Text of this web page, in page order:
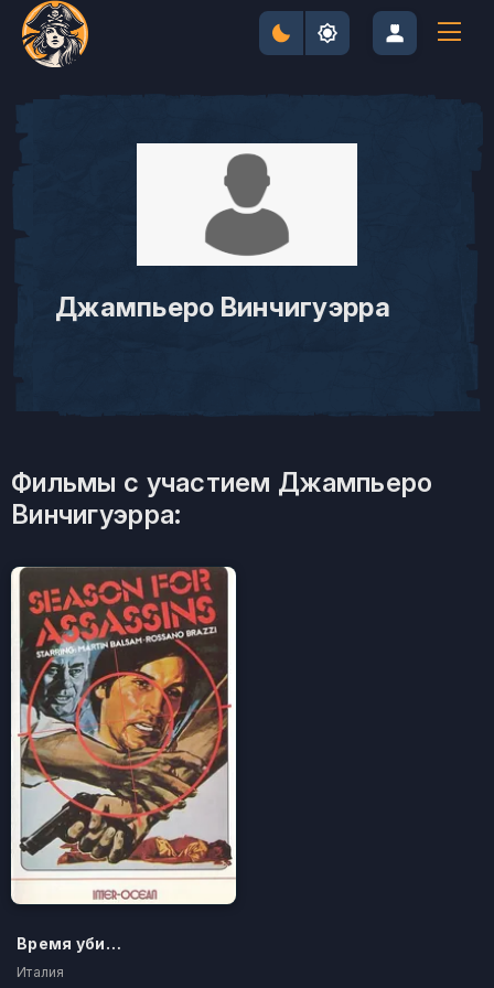
Джампьеро Винчигуэрра
Фильмы с участием Джампьеро
Винчигуэрра:
Время убийц
Италия